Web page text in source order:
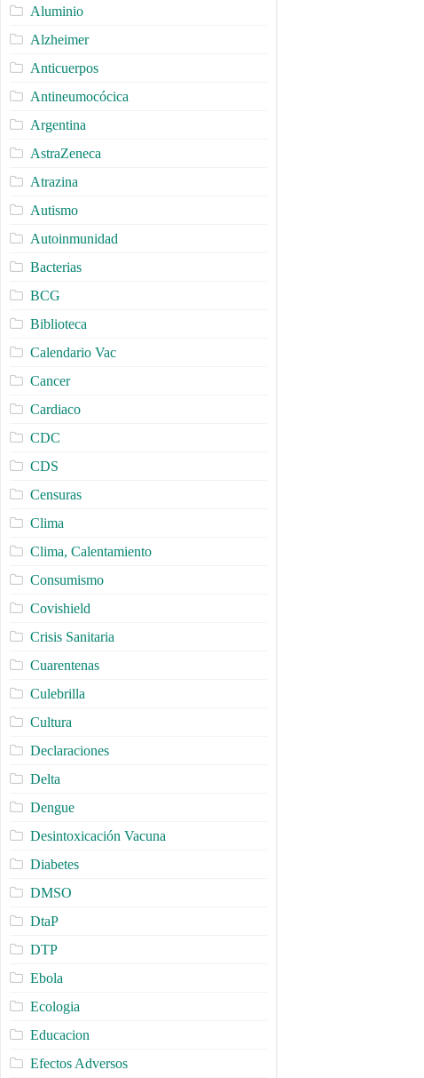
Aluminio
Alzheimer
Anticuerpos
Antineumocócica
Argentina
AstraZeneca
Atrazina
Autismo
Autoinmunidad
Bacterias
BCG
Biblioteca
Calendario Vac
Cancer
Cardiaco
CDC
CDS
Censuras
Clima
Clima, Calentamiento
Consumismo
Covishield
Crisis Sanitaria
Cuarentenas
Culebrilla
Cultura
Declaraciones
Delta
Dengue
Desintoxicación Vacuna
Diabetes
DMSO
DtaP
DTP
Ebola
Ecologia
Educacion
Efectos Adversos